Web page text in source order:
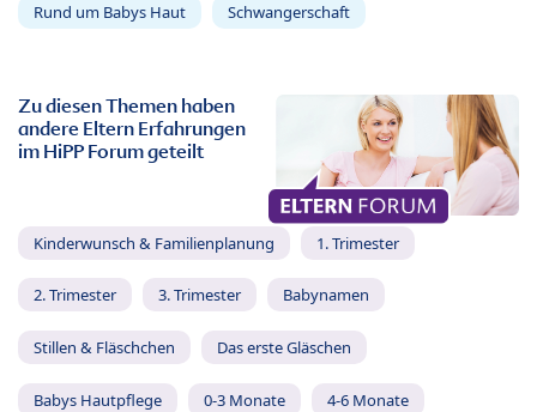
Rund um Babys Haut Schwangerschaft
Zu diesen Themen haben
andere Eltern Erfahrungen
im HiPP Forum geteilt
Kinderwunsch & Familienplanung 1. Trimester
2. Trimester 3. Trimester Babynamen
Stillen & Fläschchen Das erste Gläschen
Babys Hautpflege 0-3 Monate 4-6 Monate